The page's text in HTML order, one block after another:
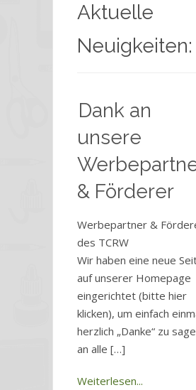
Aktuelle
Neuigkeiten:
Dank an
unsere
& Förderer
Werbepartner &
des TCRW
Wir haben eine neue
auf unserer Homepage
eingerichtet (bitte hier
klicken), um einfach
herzlich „Danke“ zu
an alle […]
Weiterlesen...